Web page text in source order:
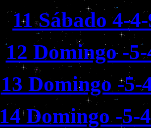
11 Sábado 4-
12 Domingo -
13 Domingo -5-
14 Domingo -5-